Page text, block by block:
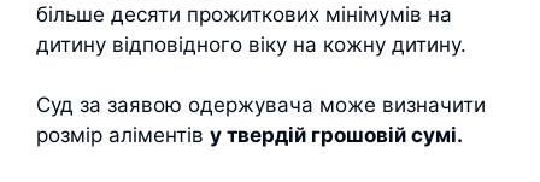
більше десяти прожиткових мінімумів на
дитину відповідного віку на кожну дитину.
Суд за заявою одержувача може визначити
розмір аліментів у твердій грошовій сумі.